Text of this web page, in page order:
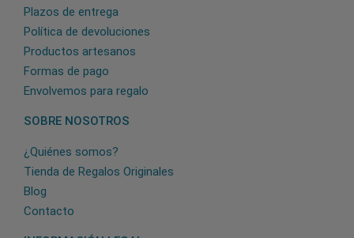
Plazos de entrega
Política de devoluciones
Productos artesanos
Formas de pago
Envolvemos para regalo
SOBRE NOSOTROS
¿Quiénes somos?
Tienda de Regalos Originales
Blog
Contacto